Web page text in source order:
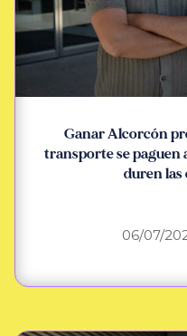
Ganar Alcorcón
transporte se paguen
duren las
06/07/